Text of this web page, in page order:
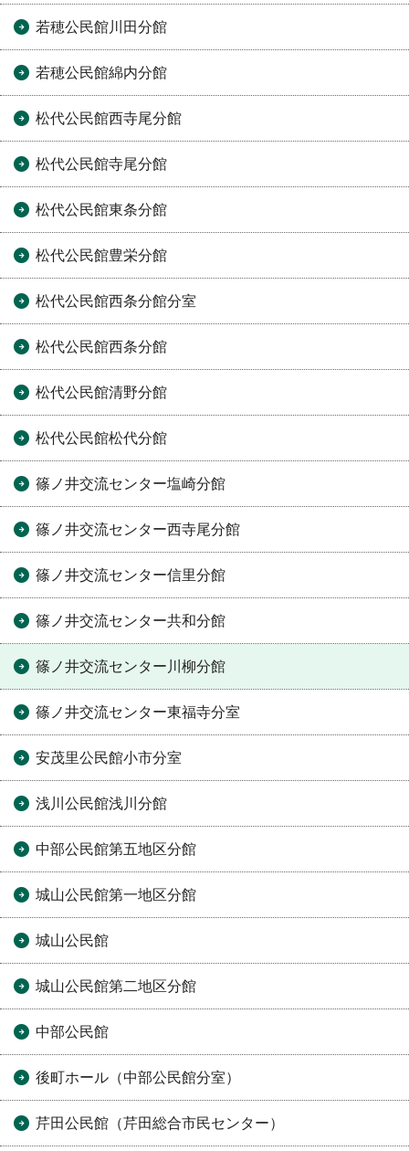
若穂公民館川田分館
若穂公民館綿内分館
松代公民館西寺尾分館
松代公民館寺尾分館
松代公民館東条分館
松代公民館豊栄分館
松代公民館西条分館分室
松代公民館西条分館
松代公民館清野分館
松代公民館松代分館
篠ノ井交流センター塩崎分館
篠ノ井交流センター西寺尾分館
篠ノ井交流センター信里分館
篠ノ井交流センター共和分館
篠ノ井交流センター川柳分館
篠ノ井交流センター東福寺分室
安茂里公民館小市分室
浅川公民館浅川分館
中部公民館第五地区分館
城山公民館第一地区分館
城山公民館
城山公民館第二地区分館
中部公民館
後町ホール（中部公民館分室）
芹田公民館（芹田総合市民センター）